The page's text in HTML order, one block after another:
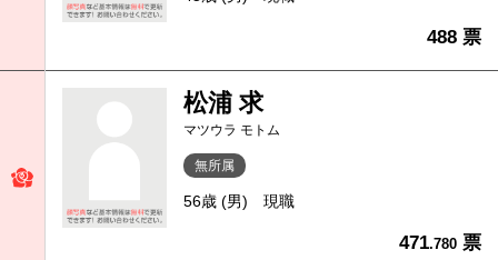
488 票
松浦 求
マツウラ モトム
無所属
56歳 (男) 現職
471.780 票